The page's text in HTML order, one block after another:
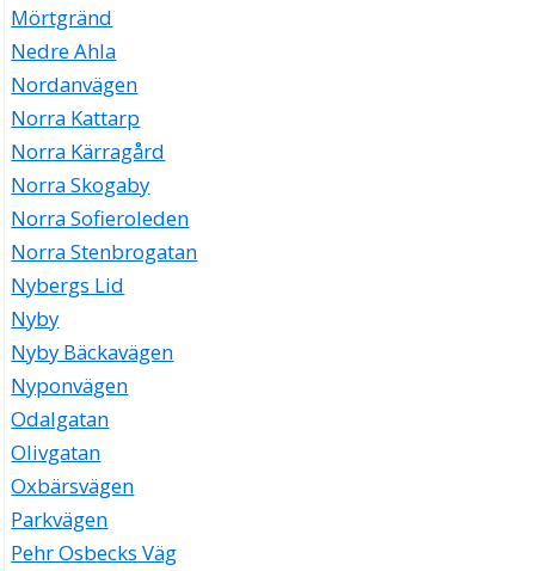
Mörtgränd
Nedre Ahla
Nordanvägen
Norra Kattarp
Norra Kärragård
Norra Skogaby
Norra Sofieroleden
Norra Stenbrogatan
Nybergs Lid
Nyby
Nyby Bäckavägen
Nyponvägen
Odalgatan
Olivgatan
Oxbärsvägen
Parkvägen
Pehr Osbecks Väg